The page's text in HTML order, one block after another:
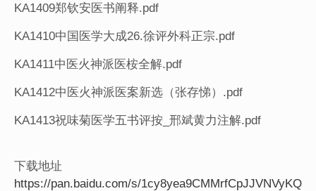
KA1409郑钦安医书阐释.pdf
KA1410中国医学大成26.徐评外科正宗.pdf
KA1411中医火神派医桉全解.pdf
KA1412中医火神派医案新选（张存悌）.pdf
KA1413祝味菊医学五书评按_邢斌黄力注解.pdf
下载地址
https://pan.baidu.com/s/1cy8yea9CMMrfCpJJVNVyKQ